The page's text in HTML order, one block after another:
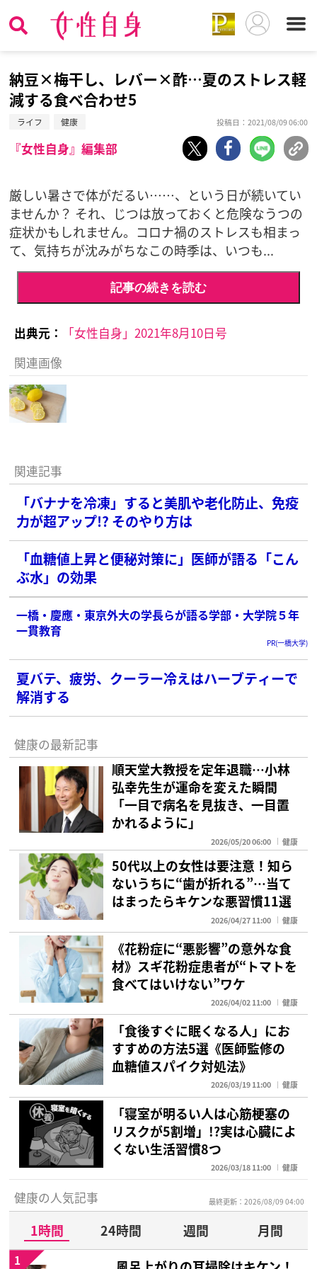
納豆×梅干し、レバー×酢…夏のストレス軽
減する食べ合わせ5
ライフ 健康 投稿日：2021/08/09 06:00
『女性自身』編集部
厳しい暑さで体がだるい……、という日が続いてい
ませんか？ それ、じつは放っておくと危険なうつの
症状かもしれません。コロナ禍のストレスも相まっ
て、気持ちが沈みがちなこの時季は、いつも...
記事の続きを読む
出典元：
「女性自身」2021年8月10日号
関連画像
関連記事
「バナナを冷凍」すると美肌や老化防止、免疫
力が超アップ!? そのやり方は
「血糖値上昇と便秘対策に」医師が語る「こん
ぶ水」の効果
一橋・慶應・東京外大の学長らが語る学部・大学院５年
一貫教育
PR(一橋大学)
夏バテ、疲労、クーラー冷えはハーブティーで
解消する
健康の最新記事
順天堂大教授を定年退職…小林
弘幸先生が運命を変えた瞬間
「一目で病名を見抜き、一目置
かれるように」
2026/05/20 06:00 健康
50代以上の女性は要注意！知ら
ないうちに“歯が折れる”…当て
はまったらキケンな悪習慣11選
2026/04/27 11:00 健康
《花粉症に“悪影響”の意外な食
材》スギ花粉症患者が“トマトを
食べてはいけない”ワケ
2026/04/02 11:00 健康
「食後すぐに眠くなる人」にお
すすめの方法5選《医師監修の
血糖値スパイク対処法》
2026/03/19 11:00 健康
「寝室が明るい人は心筋梗塞の
リスクが5割増」!?実は心臓によ
くない生活習慣8つ
2026/03/18 11:00 健康
健康の人気記事 最終更新：2026/08/09 04:00
1時間 24時間 週間
月間
1